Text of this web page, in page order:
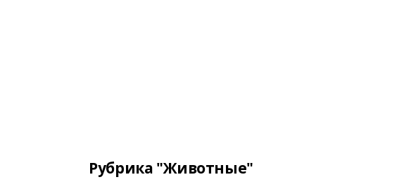
Рубрика "Животные"